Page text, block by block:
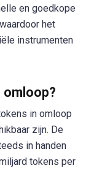
en goedkope
het
instrumenten
omloop?
in omloop
zijn. De
in handen
tokens per